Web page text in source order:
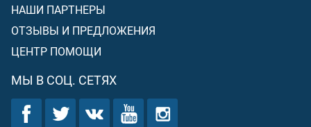
НАШИ ПАРТНЕРЫ
ОТЗЫВЫ И ПРЕДЛОЖЕНИЯ
ЦЕНТР ПОМОЩИ
МЫ В СОЦ. СЕТЯХ